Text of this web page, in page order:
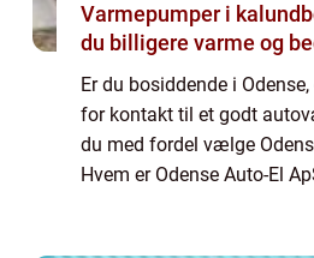
Varmepumper i
du billigere varme og
Er du bosiddende i
for kontakt til et godt
du med fordel vælge
Hvem er Odense Auto-El